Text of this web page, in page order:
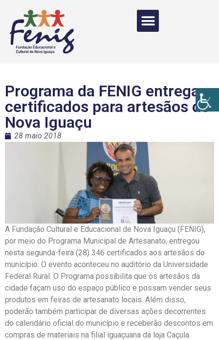
Programa da FENIG entrega
certificados para artesãos de
Nova Iguaçu
28 maio 2018
A Fundação Cultural e Educacional de Nova Iguaçu (FENIG),
por meio do Programa Municipal de Artesanato, entregou
nesta segunda-feira (28) 346 certificados aos artesãos do
município. O evento aconteceu no auditório da Universidade
Federal Rural. O Programa possibilita que os artesãos da
cidade façam uso do espaço público e possam vender seus
produtos em feiras de artesanato locais. Além disso,
poderão também participar de diversas ações decorrentes
do calendário oficial do município e receberão descontos em
compras de materiais na filial iguaçuana da loja Caçula.